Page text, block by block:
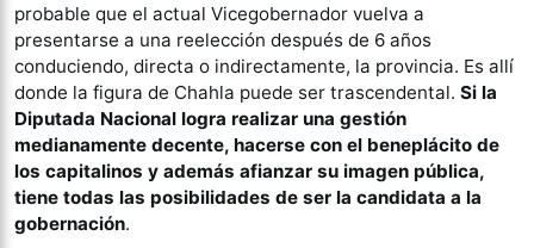
probable que el actual Vicegobernador vuelva a
presentarse a una reelección después de 6 años
conduciendo, directa o indirectamente, la provincia. Es allí
donde la figura de Chahla puede ser trascendental. Si la
Diputada Nacional logra realizar una gestión
medianamente decente, hacerse con el beneplácito de
los capitalinos y además afianzar su imagen pública,
tiene todas las posibilidades de ser la candidata a la
gobernación.